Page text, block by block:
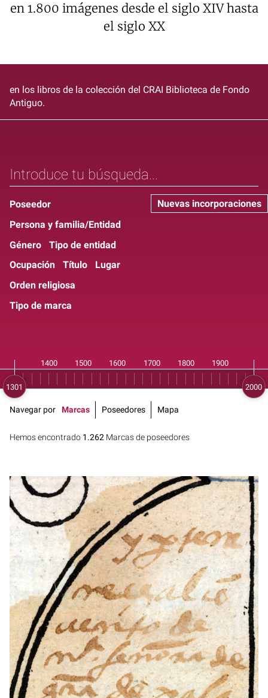
en 1.800 imágenes desde el siglo XIV hasta
el siglo XX
en los libros de la colección del CRAI Biblioteca de Fondo
Antiguo.
Nuevas incorporaciones
Poseedor
Persona y familia/Entidad
Género
Tipo de entidad
Ocupación
Título
Lugar
Orden religiosa
Tipo de marca
Hemos encontrado 1.262 Marcas de poseedores
Navegar por Marcas Poseedores Mapa